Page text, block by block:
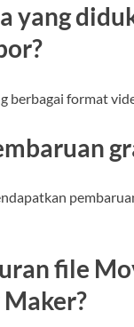
yang
berbagai format
file